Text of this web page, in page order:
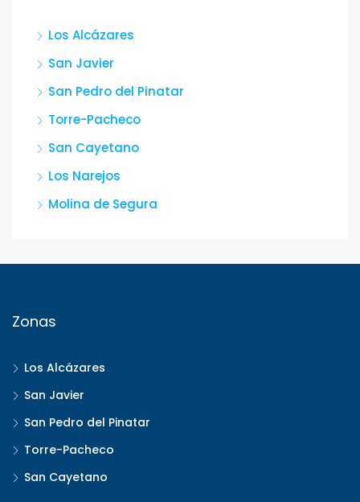
Los Alcázares
San Javier
San Pedro del Pinatar
Torre-Pacheco
San Cayetano
Los Narejos
Molina de Segura
Zonas
Los Alcázares
San Javier
San Pedro del Pinatar
Torre-Pacheco
San Cayetano